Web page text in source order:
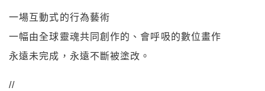
一場互動式的行為藝術
一幅由全球靈魂共同創作的、會呼吸的數位畫作
永遠未完成，永遠不斷被塗改。
//